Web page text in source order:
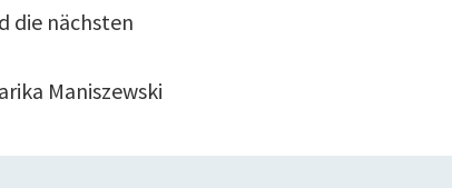
die nächsten
Maniszewski